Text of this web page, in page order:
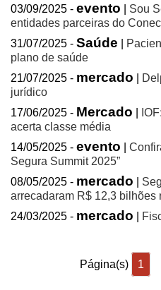
03/09/2025 - evento
Sou
entidades parceiras do
31/07/2025 - Saúde
plano de saúde
21/07/2025 - mercado
jurídico
17/06/2025 - Mercado
acerta classe média
14/05/2025 - evento
Segura Summit 2025”
08/05/2025 - mercado
arrecadaram R$ 12,3 bilhões
24/03/2025 - mercado
Página(s) 1